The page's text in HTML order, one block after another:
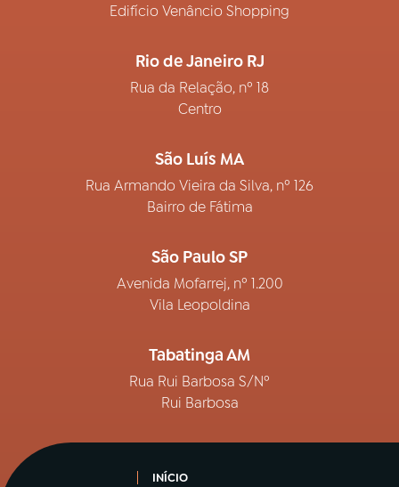
Edifício Venâncio Shopping
Rio de Janeiro RJ
Rua da Relação, nº 18
Centro
São Luís MA
Rua Armando Vieira da Silva, nº 126
Bairro de Fátima
São Paulo SP
Avenida Mofarrej, nº 1.200
Vila Leopoldina
Tabatinga AM
Rua Rui Barbosa S/Nº
Rui Barbosa
INÍCIO